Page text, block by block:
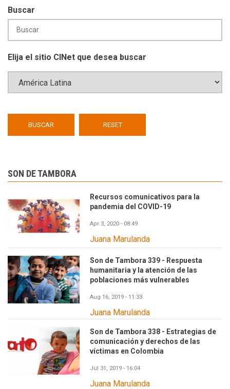
Buscar
Elija el sitio CINet que desea buscar
SON DE TAMBORA
Recursos comunicativos para la
pandemia del COVID-19
Apr 3, 2020 - 08:49
Juana Marulanda
Son de Tambora 339 - Respuesta
humanitaria y la atención de las
poblaciones más vulnerables
Aug 16, 2019 - 11:33
Juana Marulanda
Son de Tambora 338 - Estrategias de
comunicación y derechos de las
víctimas en Colombia
Jul 31, 2019 - 16:04
Juana Marulanda